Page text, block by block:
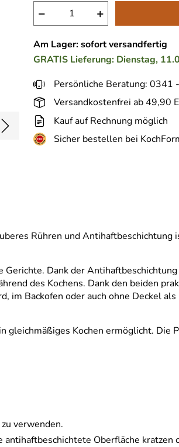
− +
Am Lager: sofort versandfertig
GRATIS Lieferung: Dienstag,
Persönliche Beratung: 0341
Versandkostenfrei ab 49,90
Kauf auf Rechnung möglich
Sicher bestellen bei
Rühren und
Dank der
des Kochens. Dank den beiden
im Backofen oder auch ohne Deckel
Kochen ermöglicht. Die
verwenden.
Oberfläche kratzen